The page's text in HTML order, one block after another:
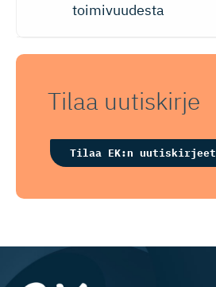
toimivuudesta
Tilaa uutiskirje
Tilaa EK:n uutiskirjeet